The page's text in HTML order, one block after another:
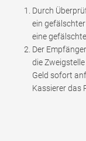
Durch
ein
eine
Der
die
Geld sofort
Kassierer das